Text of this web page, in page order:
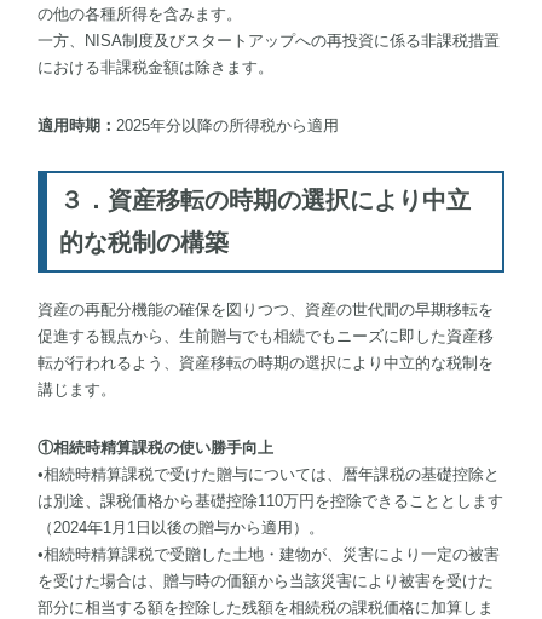
の他の各種所得を含みます。
一方、NISA制度及びスタートアップへの再投資に係る非課税措置
における非課税金額は除きます。
適用時期：2025年分以降の所得税から適用
３．資産移転の時期の選択により中立
的な税制の構築
資産の再配分機能の確保を図りつつ、資産の世代間の早期移転を
促進する観点から、生前贈与でも相続でもニーズに即した資産移
転が行われるよう、資産移転の時期の選択により中立的な税制を
講じます。
①相続時精算課税の使い勝手向上
•相続時精算課税で受けた贈与については、暦年課税の基礎控除と
は別途、課税価格から基礎控除110万円を控除できることとします
（2024年1月1日以後の贈与から適用）。
•相続時精算課税で受贈した土地・建物が、災害により一定の被害
を受けた場合は、贈与時の価額から当該災害により被害を受けた
部分に相当する額を控除した残額を相続税の課税価格に加算しま